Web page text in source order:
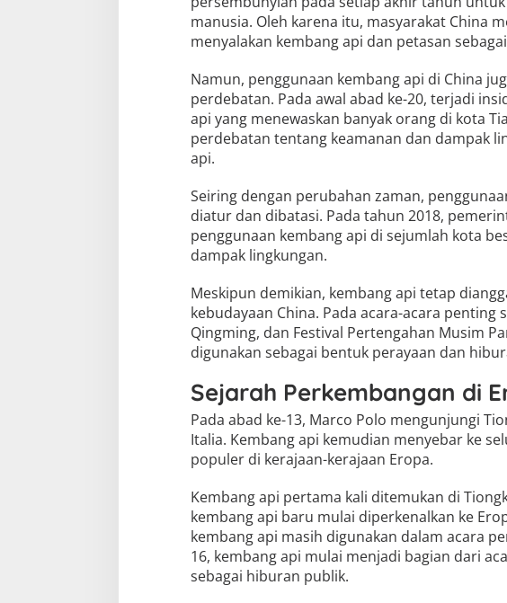
manusia. Oleh karena itu, masyarakat China
menyalakan kembang api dan petasan
Namun, penggunaan kembang api di China
perdebatan. Pada awal abad ke-20, terjadi
api yang menewaskan banyak orang di kota
perdebatan tentang keamanan dan dampak
api.
Seiring dengan perubahan zaman,
diatur dan dibatasi. Pada tahun 2018,
penggunaan kembang api di sejumlah kota
dampak lingkungan.
Meskipun demikian, kembang api tetap
kebudayaan China. Pada acara-acara penting
Qingming, dan Festival Pertengahan Musim
digunakan sebagai bentuk perayaan dan
Sejarah Perkembangan di
Pada abad ke-13, Marco Polo mengunjungi
Italia. Kembang api kemudian menyebar ke
populer di kerajaan-kerajaan Eropa.
Kembang api pertama kali ditemukan di
kembang api baru mulai diperkenalkan ke
kembang api masih digunakan dalam acara
16, kembang api mulai menjadi bagian dari
sebagai hiburan publik.